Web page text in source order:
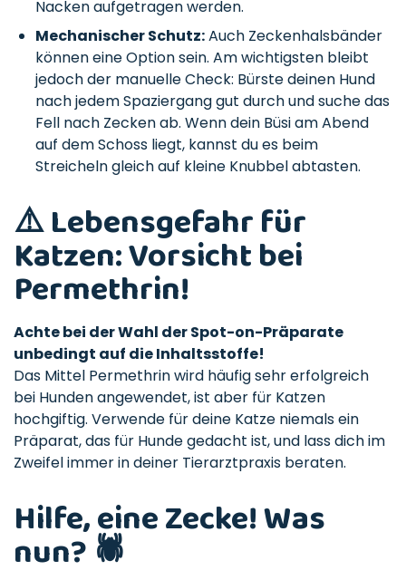
Nacken aufgetragen werden.
Mechanischer Schutz:Auch Zeckenhalsbänder
können eine Option sein. Am wichtigsten bleibt
jedoch der manuelle Check: Bürste deinen Hund
nach jedem Spaziergang gut durch und suche das
Fell nach Zecken ab. Wenn dein Büsi am Abend
auf dem Schoss liegt, kannst du es beim
Streicheln gleich auf kleine Knubbel abtasten.
⚠️ Lebensgefahr für
Katzen: Vorsicht bei
Permethrin!
Achte bei der Wahl der Spot-on-Präparate
unbedingt auf die Inhaltsstoffe!
Das Mittel Permethrin wird häufig sehr erfolgreich
bei Hunden angewendet, ist aber für Katzen
hochgiftig. Verwende für deine Katze niemals ein
Präparat, das für Hunde gedacht ist, und lass dich im
Zweifel immer in deiner Tierarztpraxis beraten.
Hilfe, eine Zecke! Was
nun? 🕷️